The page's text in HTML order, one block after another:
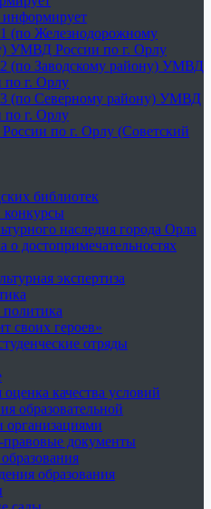
Железнодорожному
УМВД России по г. Орлу
Заводскому району) УМВД
по г. Орлу
(по Северному району) УМВД
по г. Орлу
по г. Орлу (Советский
библиотек
конкурсы
наследия города Орла
о достопримечательностях
экспертиза
своих героев»
отряды
качества условий
образовательной
организациями
документы
образования